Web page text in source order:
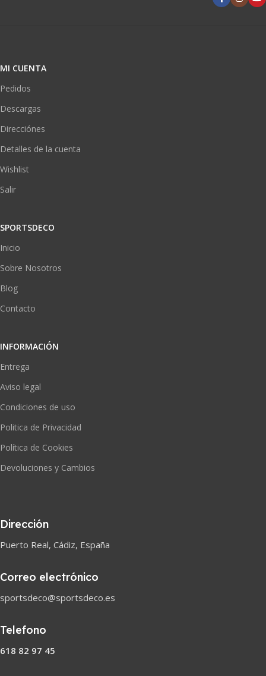
MI CUENTA
Pedidos
Descargas
Direcciónes
Detalles de la cuenta
Wishlist
Salir
SPORTSDECO
Inicio
Sobre Nosotros
Blog
Contacto
INFORMACIÓN
Entrega
Aviso legal
Condiciones de uso
Politica de Privacidad
Política de Cookies
Devoluciones y Cambios
Dirección
Puerto Real, Cádiz, España
Correo electrónico
sportsdeco@sportsdeco.es
Telefono
618 82 97 45